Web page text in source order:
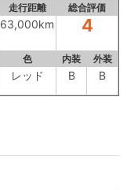
走行距離 総合評価
63,000km 4
色 内装 外装
レッド B B